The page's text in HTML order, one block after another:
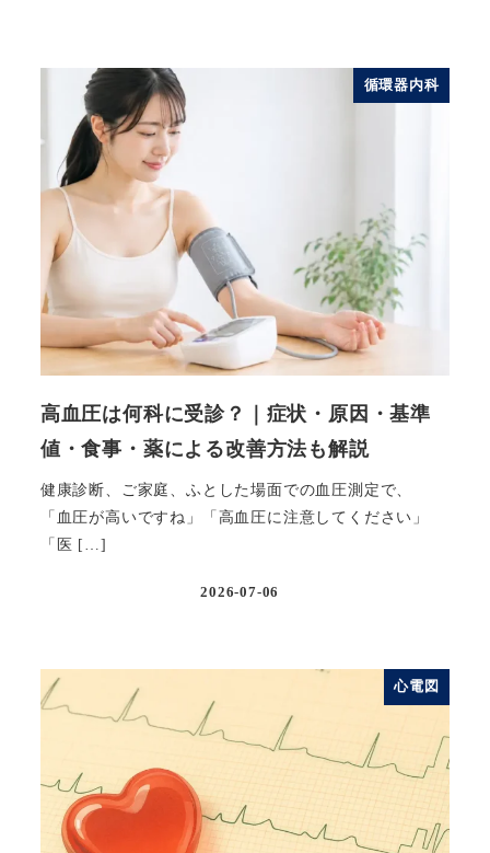
循環器内科
高血圧は何科に受診？｜症状・原因・基準
値・食事・薬による改善方法も解説
健康診断、ご家庭、ふとした場面での血圧測定で、
「血圧が高いですね」「高血圧に注意してください」
「医 […]
2026-07-06
心電図